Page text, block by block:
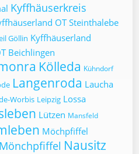
Kyffhäuserkreis
OT Steinthalebe
Göllin Kyffhäuserland
Beichlingen
Kölleda Kühndorf
Langenroda Laucha
Worbis Leipzig Lossa
Lützen Mansfeld
Möchpfiffel
Mönchpfiffel Nausitz